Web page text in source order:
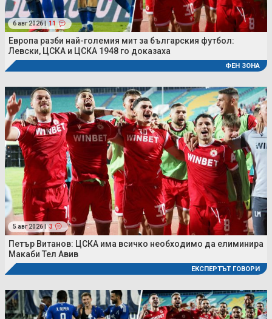
6 авг 2026 | 11
Европа разби най-големия мит за българския футбол:
Левски, ЦСКА и ЦСКА 1948 го доказаха
ФЕН ЗОНА
5 авг 2026 | 3
Петър Витанов: ЦСКА има всичко необходимо да елиминира
Макаби Тел Авив
ЕКСПЕРТЪТ ГОВОРИ